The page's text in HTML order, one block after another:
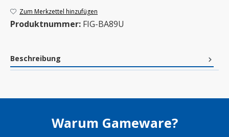
Zum Merkzettel hinzufügen
Produktnummer: FIG-BA89U
Beschreibung
Warum Gameware?